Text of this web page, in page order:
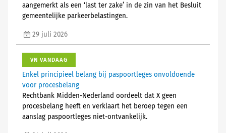
aangemerkt als een ‘last ter zake’ in de zin van het Besluit
gemeentelijke parkeerbelastingen.
29 juli 2026
VN VANDAAG
Enkel principieel belang bij paspoortleges onvoldoende
voor procesbelang
Rechtbank Midden-Nederland oordeelt dat X geen
procesbelang heeft en verklaart het beroep tegen een
aanslag paspoortleges niet-ontvankelijk.